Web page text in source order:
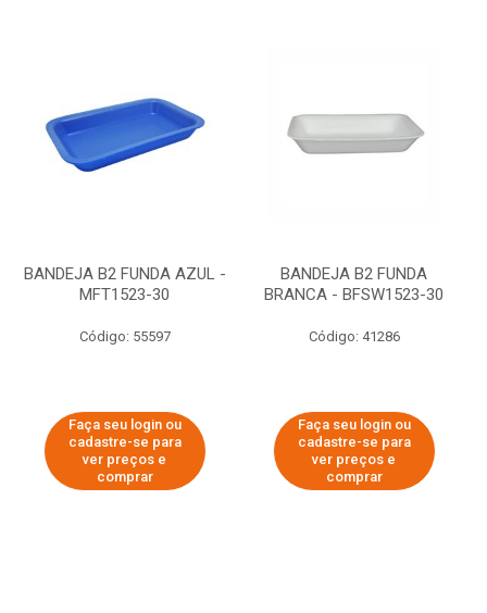
BANDEJA B2 FUNDA AZUL -
MFT1523-30
Código: 55597
Faça seu login ou
cadastre-se para
ver preços e
comprar
BANDEJA B2 FUNDA
BRANCA - BFSW1523-30
Código: 41286
Faça seu login ou
cadastre-se para
ver preços e
comprar